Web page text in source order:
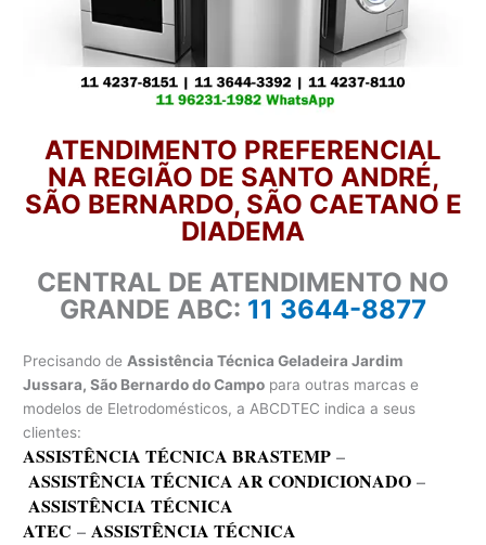
ATENDIMENTO PREFERENCIAL
NA REGIÃO DE SANTO ANDRÉ,
SÃO BERNARDO, SÃO CAETANO E
DIADEMA
CENTRAL DE ATENDIMENTO NO
GRANDE ABC: 11 3644-8877
Precisando de Assistência Técnica Geladeira Jardim
Jussara, São Bernardo do Campo para outras marcas e
modelos de Eletrodomésticos, a ABCDTEC indica a seus
clientes:
ASSISTÊNCIA TÉCNICA BRASTEMP –
ASSISTÊNCIA TÉCNICA AR CONDICIONADO –
ASSISTÊNCIA TÉCNICA
ATEC –ASSISTÊNCIA TÉCNICA